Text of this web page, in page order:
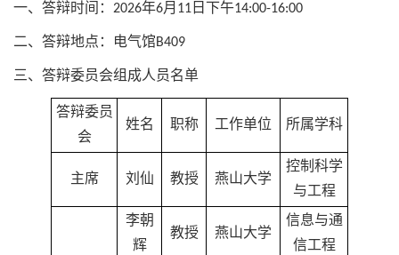
一、答辩时间：2026年6月11日下午14:00-16:00
二、答辩地点：电气馆B409
三、答辩委员会组成人员名单
答辩委员
会
姓名 职称 工作单位 所属学科
主席 刘仙 教授 燕山大学
控制科学
与工程
李朝
辉
教授 燕山大学
信息与通
信工程